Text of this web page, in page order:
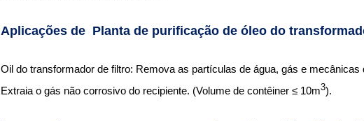
Aplicações de Planta de purificação de óleo do
Oil do transformador de filtro: Remova as partículas de água, gás e mecânicas
Extraia o gás não corrosivo do recipiente. (Volume de contêiner ≤ 10m3).